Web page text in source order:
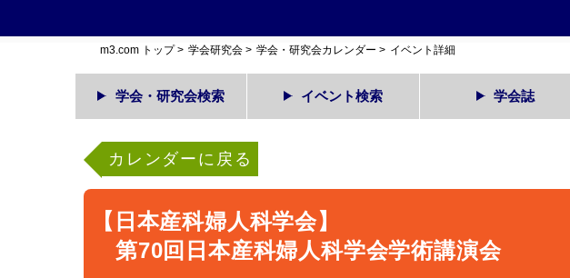
m3.com トップ> 学会研究会 > 学会・研究会カレンダー > イベント詳細
学会・研究会検索 イベント検索 学会誌
カレンダーに戻る
【日本産科婦人科学会】
第70回日本産科婦人科学会学術講演会